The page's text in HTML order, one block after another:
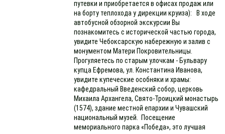
путевки и приобретается в офисах продаж или
на борту теплохода у дирекции круиза): В ходе
автобусной обзорной экскурсии Вы
познакомитесь с исторической частью города,
увидите Чебоксарскую набережную и залив с
монументом Матери Покровительницы.
Прогуляетесь по старым улочкам - Бульвару
купца Ефремова, ул. Константина Иванова,
увидите купеческие особняки и храмы:
кафедральный Введенский собор, церковь
Михаила Архангела, Свято-Троицкий монастырь
(1574), здание местной епархии и Чувашский
национальный музей. Посещение
мемориального парка «Победа», это лучшая